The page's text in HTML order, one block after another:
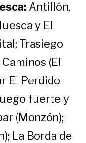
Antillón,
y El
Trasiego
(El
El Perdido
fuerte y
(Monzón);
La Borda de